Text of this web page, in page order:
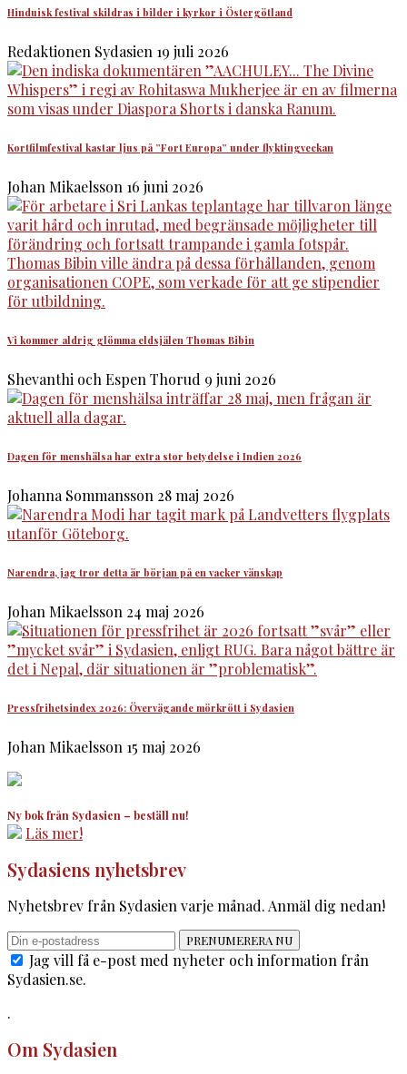
Hinduisk festival skildras i bilder i kyrkor i Östergötland
Redaktionen Sydasien 19 juli 2026
Kortfilmfestival kastar ljus på ”Fort Europa” under flyktingveckan
Johan Mikaelsson 16 juni 2026
Vi kommer aldrig glömma eldsjälen Thomas Bibin
Shevanthi och Espen Thorud 9 juni 2026
Dagen för menshälsa har extra stor betydelse i Indien 2026
Johanna Sommansson 28 maj 2026
Narendra, jag tror detta är början på en vacker vänskap
Johan Mikaelsson 24 maj 2026
Pressfrihetsindex 2026: Övervägande mörkrött i Sydasien
Johan Mikaelsson 15 maj 2026
Ny bok från Sydasien – beställ nu!
Läs mer!
Sydasiens nyhetsbrev
Nyhetsbrev från Sydasien varje månad. Anmäl dig nedan!
PRENUMERERA NU
Jag vill få e-post med nyheter och information från
Sydasien.se.
.
Om Sydasien